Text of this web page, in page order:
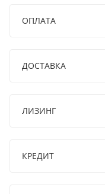
ОПЛАТА
ДОСТАВКА
ЛИЗИНГ
КРЕДИТ